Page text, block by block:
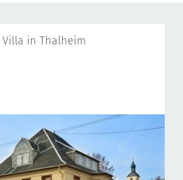
Villa in Thalheim